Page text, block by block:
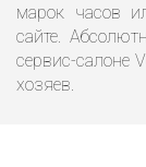
марок часов
сайте.
сервис-салоне
хозяев.